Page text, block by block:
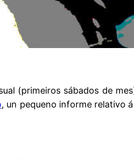
(primeiros sábados de
, un pequeno informe relativo